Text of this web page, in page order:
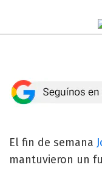
El fin de semana
mantuvieron un